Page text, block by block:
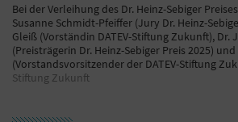
Bei der Verleihung des Dr. Heinz-Sebiger
Susanne Schmidt-Pfeiffer (Jury Dr. Heinz-
Gleiß (Vorständin DATEV-Stiftung Zukunft), Dr.
(Preisträgerin Dr. Heinz-Sebiger Preis 2025)
(Vorstandsvorsitzender der DATEV-Stiftung
Stiftung Zukunft